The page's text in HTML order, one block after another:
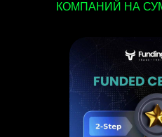
КОМПАНИЙ НА